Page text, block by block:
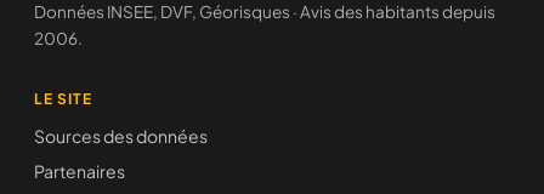
Données INSEE, DVF, Géorisques · Avis des habitants depuis
2006.
LE SITE
Sources des données
Partenaires